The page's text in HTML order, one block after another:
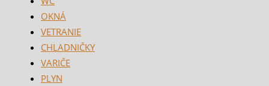
OKNÁ
VETRANIE
CHLADNIČKY
VARIČE
PLYN